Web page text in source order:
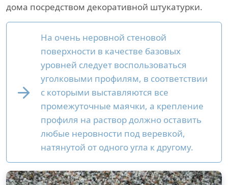
дома посредством декоративной штукатурки.
На очень неровной стеновой
поверхности в качестве базовых
уровней следует воспользоваться
уголковыми профилям, в соответствии
с которыми выставляются все
промежуточные маячки, а крепление
профиля на раствор должно оставить
любые неровности под веревкой,
натянутой от одного угла к другому.